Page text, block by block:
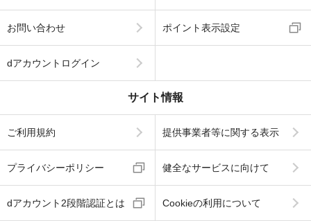
お問い合わせ ポイント表示設定
dアカウントログイン
サイト情報
ご利用規約 提供事業者等に関する表示
プライバシーポリシー 健全なサービスに向けて
dアカウント2段階認証とは Cookieの利用について